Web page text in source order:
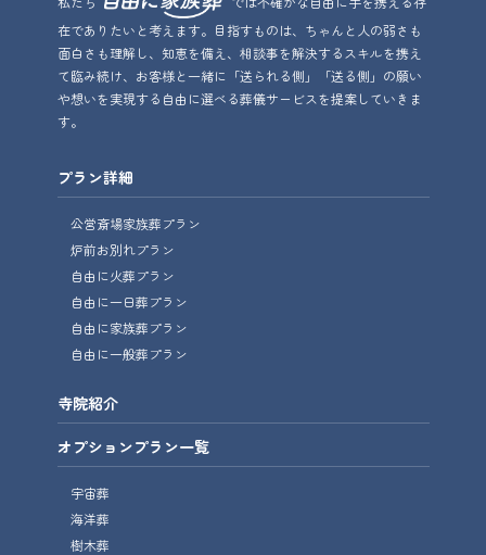
在でありたいと考えます。目指すものは、ちゃんと人の弱さも
面白さも理解し、知恵を備え、相談事を解決するスキルを携え
て臨み続け、お客様と一緒に「送られる側」「送る側」の願い
や想いを実現する自由に選べる葬儀サービスを提案していきま
す。
プラン詳細
公営斎場家族葬プラン
炉前お別れプラン
自由に火葬プラン
自由に一日葬プラン
自由に家族葬プラン
自由に一般葬プラン
寺院紹介
オプションプラン一覧
宇宙葬
海洋葬
樹木葬